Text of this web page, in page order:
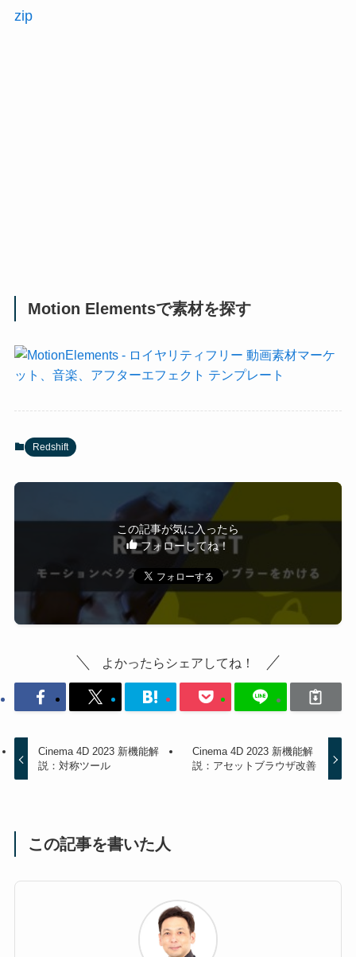
zip
Motion Elementsで素材を探す
Redshift
この記事が気に入ったら
フォローしてね！
よかったらシェアしてね！
Cinema 4D 2023 新機能解
説：対称ツール
Cinema 4D 2023 新機能解
説：アセットブラウザ改善
この記事を書いた人